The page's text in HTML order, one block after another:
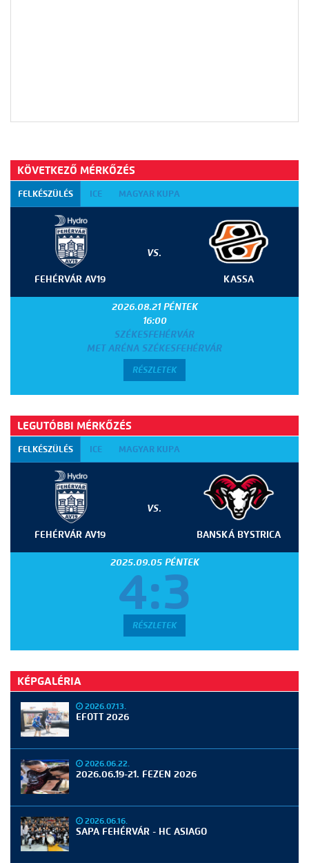
KÖVETKEZŐ MÉRKŐZÉS
FELKÉSZÜLÉS ICE MAGYAR KUPA
FEHÉRVÁR AV19
VS.
KASSA
2026.08.21 PÉNTEK
16:00
SZÉKESFEHÉRVÁR
MET ARÉNA SZÉKESFEHÉRVÁR
RÉSZLETEK
LEGUTÓBBI MÉRKŐZÉS
FELKÉSZÜLÉS ICE MAGYAR KUPA
FEHÉRVÁR AV19
VS.
BANSKÁ BYSTRICA
2025.09.05 PÉNTEK
4:3
RÉSZLETEK
KÉPGALÉRIA
2026.07.13.
EFOTT 2026
2026.06.22.
2026.06.19-21. FEZEN 2026
2026.06.16.
SAPA FEHÉRVÁR - HC ASIAGO